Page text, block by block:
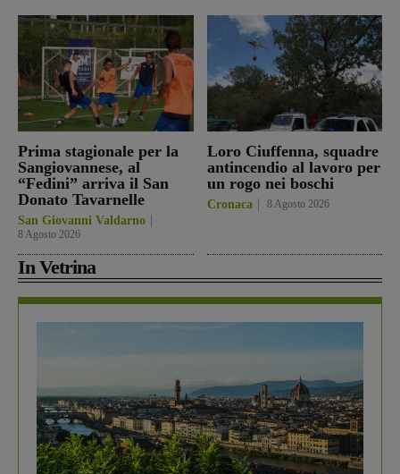
Prima stagionale per la
Sangiovannese, al
“Fedini” arriva il San
Donato Tavarnelle
San Giovanni Valdarno
8 Agosto 2026
Loro Ciuffenna, squadre
antincendio al lavoro per
un rogo nei boschi
Cronaca 8 Agosto 2026
In Vetrina